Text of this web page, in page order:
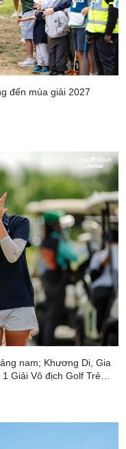
đến mùa giải 2027
nam; Khương Di, Gia
Giải Vô địch Golf Trẻ